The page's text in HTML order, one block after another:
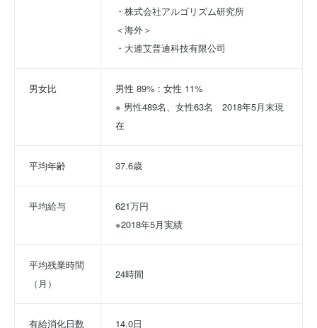
・株式会社アルゴリズム研究所
＜海外＞
・大連艾普迪科技有限公司
男女比
男性 89% : 女性 11%
※ 男性489名、女性63名　2018年5月末現
在
平均年齢 37.6歳
平均給与
621万円
※2018年5月実績
平均残業時間
（月）
24時間
有給消化日数 14.0日